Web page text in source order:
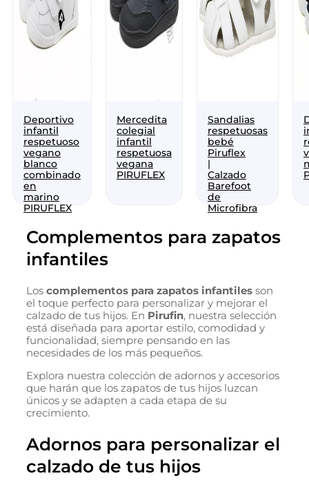
Deportivo
infantil
respetuoso
vegano
blanco
combinado
en
marino
PIRUFLEX
Mercedita
colegial
infantil
respetuosa
vegana
PIRUFLEX
Sandalias
respetuosas
bebé
Piruflex
|
Calzado
Barefoot
de
Microfibra
Complementos para zapatos
infantiles
Los complementos para zapatos infantiles son
el toque perfecto para personalizar y mejorar el
calzado de tus hijos. En Pirufin, nuestra selección
está diseñada para aportar estilo, comodidad y
funcionalidad, siempre pensando en las
necesidades de los más pequeños.
Explora nuestra colección de adornos y accesorios
que harán que los zapatos de tus hijos luzcan
únicos y se adapten a cada etapa de su
crecimiento.
Adornos para personalizar el
calzado de tus hijos